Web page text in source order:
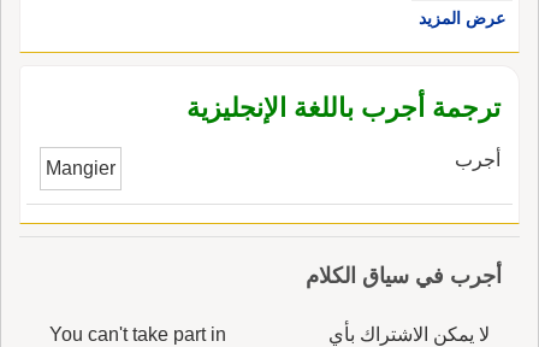
عرض المزيد
ترجمة أجرب باللغة الإنجليزية
أجرب Mangier
أجرب في سياق الكلام
لا يمكن الاشتراك بأي
You can't take part in